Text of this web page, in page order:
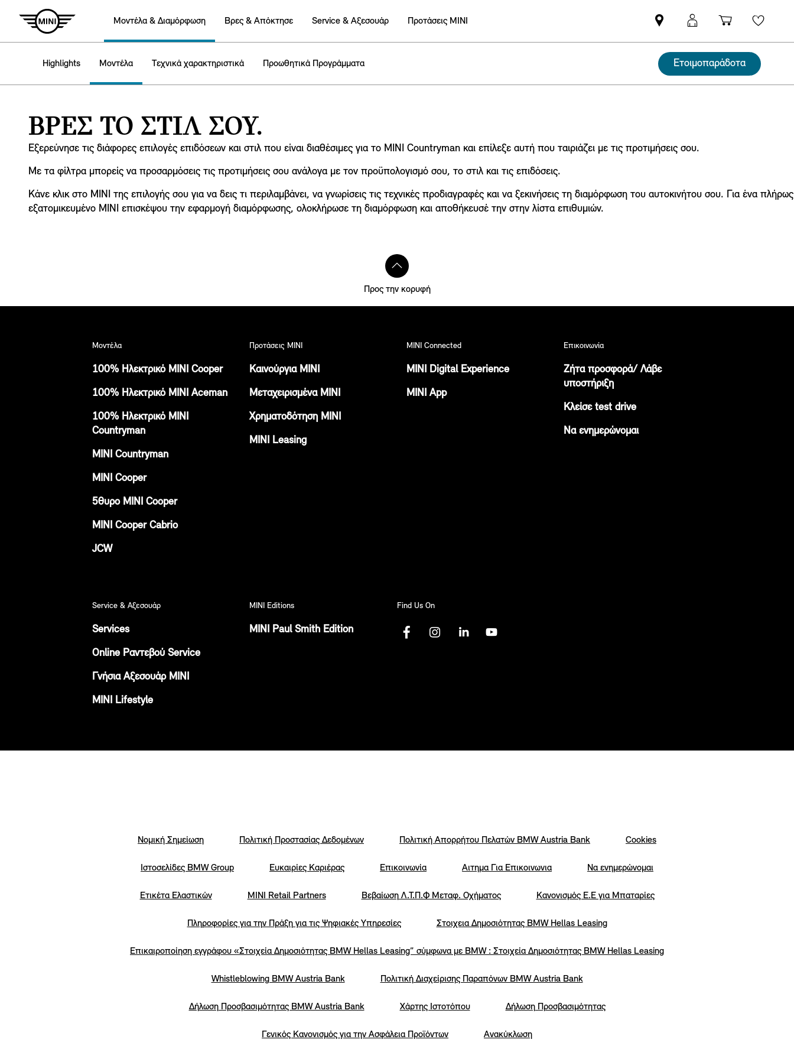
Mοντέλα & Διαμόρφωση Βρες & Απόκτησε Service & Αξεσουάρ Προτάσεις ΜΙΝΙ
Βρείτε
Επίσημο
Έμπορο
MINI
ΜΙΝΙ
Αpp
login
Καλάθι
αγορών
Highlights Μοντέλα Τεχνικά χαρακτηριστικά Προωθητικά Προγράμματα Ετοιμοπαράδοτα
ΒΡΕΣ ΤΟ ΣΤΙΛ ΣΟΥ.
Εξερεύνησε τις διάφορες επιλογές επιδόσεων και στιλ που είναι διαθέσιμες για το MINI Countryman και επίλεξε αυτή που ταιριάζει με τις προτιμήσεις σου.
Με τα φίλτρα μπορείς να προσαρμόσεις τις προτιμήσεις σου ανάλογα με τον προϋπολογισμό σου, το στιλ και τις επιδόσεις.
Κάνε κλικ στο MINI της επιλογής σου για να δεις τι περιλαμβάνει, να γνωρίσεις τις τεχνικές προδιαγραφές και να ξεκινήσεις τη διαμόρφωση του αυτοκινήτου σου. Για ένα πλήρως
εξατομικευμένο MINI επισκέψου την εφαρμογή διαμόρφωσης, ολοκλήρωσε τη διαμόρφωση και αποθήκευσέ την στην λίστα επιθυμιών.
Προς την κορυφή
Μοντέλα
100% Ηλεκτρικό MINI Cooper
100% Ηλεκτρικό MINI Aceman
100% Ηλεκτρικό MINI
Countryman
ΜΙΝI Countryman
MINI Cooper
5θυρο ΜΙΝΙ Cοοper
MINI Cooper Cabrio
JCW
Προτάσεις ΜΙΝΙ
Καινούργια ΜΙΝΙ
Μεταχειρισμένα ΜΙΝΙ
Χρηματοδότηση ΜΙΝΙ
ΜΙΝΙ Leasing
MINI Connected
MINI Digital Experience
MINI App
Επικοινωνία
Ζήτα προσφορά/ Λάβε
υποστήριξη
Κλείσε test drive
Να ενημερώνομαι
Service & Αξεσουάρ
Services
Online Ραντεβού Service
Γνήσια Αξεσουάρ ΜΙΝΙ
ΜΙΝΙ Lifestyle
MINI Editions
MINI Paul Smith Edition
Find Us On
Νομική Σημείωση Πολιτική Προστασίας Δεδομένων Πολιτική Απορρήτου Πελατών ΒΜW Austria Bank Cookies
Iστοσελίδες BMW Group Eυκαιρίες Καριέρας Επικοινωνία Αιτημα Για Επικοινωνια Να ενημερώνομαι
Ετικέτα Ελαστικών MINI Retail Partners Βεβαίωση Λ.Τ.Π.Φ Μεταφ. Οχήματος Κανονισμός Ε.Ε για Μπαταρίες
Πληροφορίες για την Πράξη για τις Ψηφιακές Υπηρεσίες Στοιχεια Δημοσιότητας BMW Hellas Leasing
Επικαιροποίηση εγγράφου «Στοιχεία Δημοσιότητας BMW Hellas Leasing” σύμφωνα με BMW : Στοιχεία Δημοσιότητας BMW Hellas Leasing
Whistleblowing BMW Austria Bank Πολιτική Διαχείρισης Παραπόνων BMW Austria Bank
Δήλωση Προσβασιμότητας BMW Austria Bank Χάρτης Ιστοτόπου Δήλωση Προσβασιμότητας
Γενικός Κανονισμός για την Ασφάλεια Προϊόντων Ανακύκλωση